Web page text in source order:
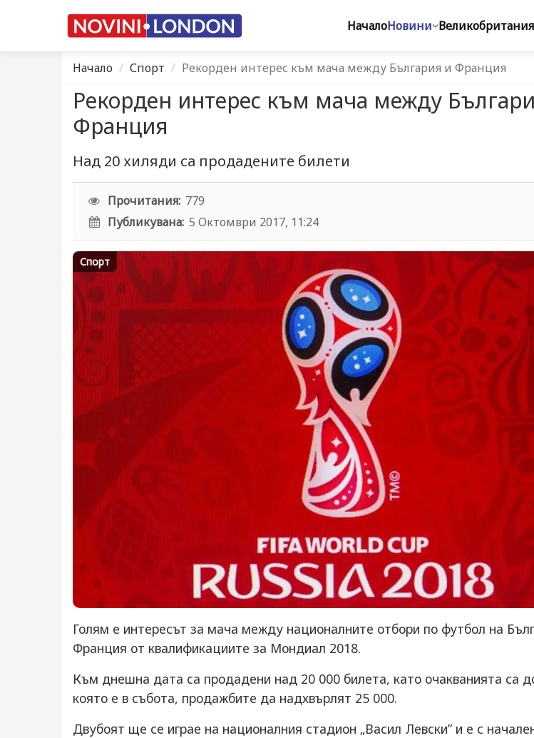
НачалоНовини Великобритания
Начало Спорт Рекорден интерес към мача между България и Франция
Рекорден интерес към мача между
Франция
Над 20 хиляди са продадените билети
Прочитания: 779
Публикувана: 5 Октомври 2017, 11:24
Спорт
Голям е интересът за мача между националните отбори по футбол на
Франция от квалификациите за Мондиал 2018.
Към днешна дата са продадени над 20 000 билета, като очакванията са
която е в събота, продажбите да надхвърлят 25 000.
Двубоят ще се играе на националния стадион „Васил Левски” и е с